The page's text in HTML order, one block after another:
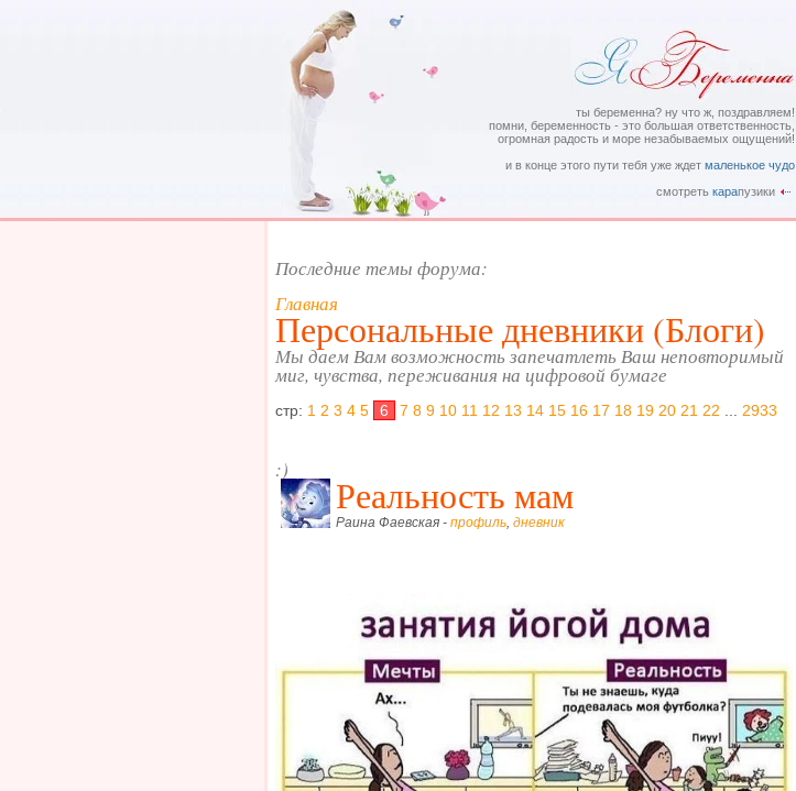
ты беременна? ну что ж, поздравляем!
помни, беременность - это большая ответственность,
огромная радость и море незабываемых ощущений!
и в конце этого пути тебя уже ждет маленькое чудо
смотреть карапузики
Последние темы форума:
Главная
Персональные дневники (Блоги)
Мы даем Вам возможность запечатлеть Ваш неповторимый
миг, чувства, переживания на цифровой бумаге
стр: 1 2 3 4 5 6 7 8 9 10 11 12 13 14 15 16 17 18 19 20 21 22 2933
:)
Реальность мам
Раина Фаевская - профиль, дневник